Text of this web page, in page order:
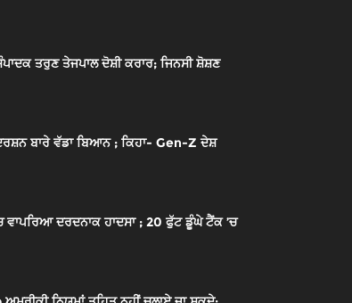
ਤਰੁਣ ਤੇਜਪਾਲ ਦੋਸ਼ੀ ਕਰਾਰ; ਜਿਨਸੀ ਸ਼ੋਸ਼ਣ
ਬਾਰੇ ਵੱਡਾ ਬਿਆਨ ; ਕਿਹਾ- Gen-Z ਦੇਸ਼
ਦਰਦਨਾਕ ਹਾਦਸਾ ; 20 ਫੁੱਟ ਡੂੰਘੇ ਟੈਂਕ ’ਚ